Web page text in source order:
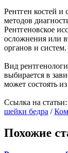
Рентген костей и
методов
Рентгеновское
осложнения или
органов и систем.
Вид
выбирается в
может состоять
Ссылка на статьи:
шейки бедра /
Похожие